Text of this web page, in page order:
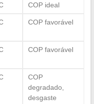
COP ideal
COP favorável
COP favorável
COP
degradado,
desgaste